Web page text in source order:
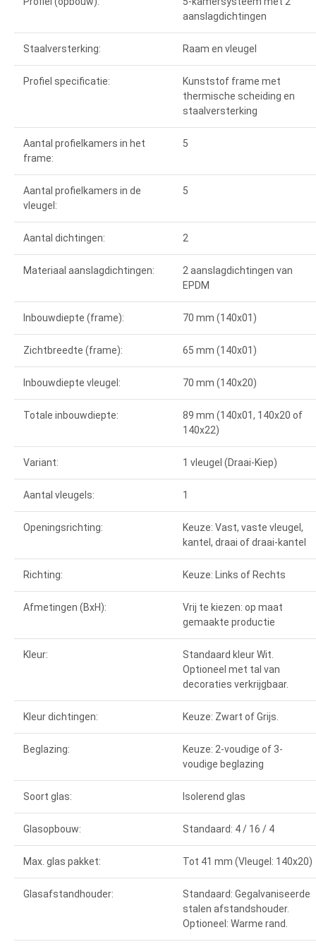
aanslagdichtingen
Staalversterking: Raam en vleugel
Profiel specificatie:
Kunststof frame met
thermische scheiding en
staalversterking
Aantal profielkamers in het
frame:
5
Aantal profielkamers in de
vleugel:
5
Aantal dichtingen: 2
Materiaal aanslagdichtingen:
2 aanslagdichtingen van
EPDM
Inbouwdiepte (frame): 70 mm (140x01)
Zichtbreedte (frame): 65 mm (140x01)
Inbouwdiepte vleugel: 70 mm (140x20)
Totale inbouwdiepte:
89 mm (140x01, 140x20 of
140x22)
Variant: 1 vleugel (Draai-Kiep)
Aantal vleugels: 1
Openingsrichting:
Keuze: Vast, vaste vleugel,
kantel, draai of draai-kantel
Richting: Keuze: Links of Rechts
Afmetingen (BxH):
Vrij te kiezen: op maat
gemaakte productie
Kleur:
Standaard kleur Wit.
Optioneel met tal van
decoraties verkrijgbaar.
Kleur dichtingen: Keuze: Zwart of Grijs.
Beglazing:
Keuze: 2-voudige of 3-
voudige beglazing
Soort glas: Isolerend glas
Glasopbouw: Standaard: 4 / 16 / 4
Max. glas pakket: Tot 41 mm (Vleugel: 140x20)
Glasafstandhouder:
Standaard: Gegalvaniseerde
stalen afstandshouder.
Optioneel: Warme rand.